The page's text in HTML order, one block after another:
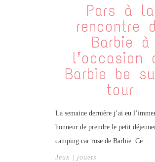
Pars à la
rencontre
Barbie à
l’occasion
Barbie be
tour
La semaine dernière j’ai eu
honneur de prendre le petit
camping car rose de Barbie. Ce…
Jeux | jouets